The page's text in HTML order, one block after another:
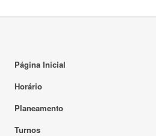
Página Inicial
Horário
Planeamento
Turnos